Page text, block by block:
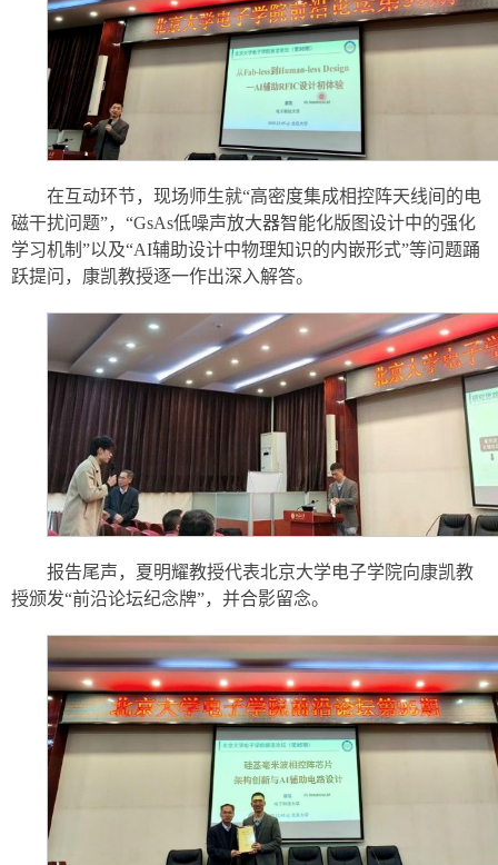
在互动环节，现场师生就“高密度集成相控阵天线间的电
磁干扰问题”，“GsAs低噪声放大器智能化版图设计中的强化
学习机制”以及“AI辅助设计中物理知识的内嵌形式”等问题踊
跃提问，康凯教授逐一作出深入解答。
报告尾声，夏明耀教授代表北京大学电子学院向康凯教
授颁发“前沿论坛纪念牌”，并合影留念。